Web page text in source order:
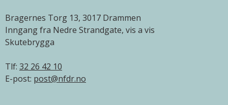
Bragernes Torg 13, 3017 Drammen
Inngang fra Nedre Strandgate, vis a vis
Skutebrygga
Tlf: 32 26 42 10
E-post: post@nfdr.no